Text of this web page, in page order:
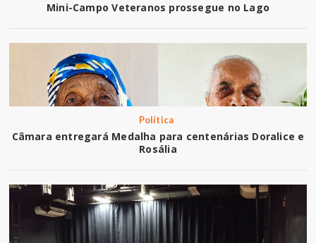
Mini-Campo Veteranos prossegue no Lago
Política
Câmara entregará Medalha para centenárias Doralice e
Rosália